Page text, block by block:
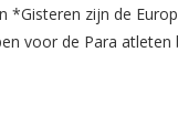
*Gisteren zijn de
voor de Para atleten